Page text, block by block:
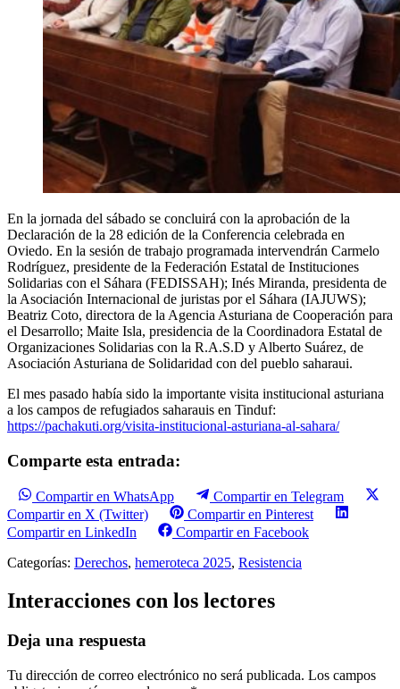
En la jornada del sábado se concluirá con la aprobación de la
Declaración de la 28 edición de la Conferencia celebrada en
Oviedo. En la sesión de trabajo programada intervendrán Carmelo
Rodríguez, presidente de la Federación Estatal de Instituciones
Solidarias con el Sáhara (FEDISSAH); Inés Miranda, presidenta de
la Asociación Internacional de juristas por el Sáhara (IAJUWS);
Beatriz Coto, directora de la Agencia Asturiana de Cooperación para
el Desarrollo; Maite Isla, presidencia de la Coordinadora Estatal de
Organizaciones Solidarias con la R.A.S.D y Alberto Suárez, de
Asociación Asturiana de Solidaridad con del pueblo saharaui.
El mes pasado había sido la importante visita institucional asturiana
a los campos de refugiados saharauis en Tinduf:
https://pachakuti.org/visita-institucional-asturiana-al-sahara/
Comparte esta entrada:
Compartir en WhatsApp
Compartir en Telegram
Compartir en X (Twitter)
Compartir en Pinterest
Compartir en LinkedIn
Compartir en Facebook
Categorías: Derechos, hemeroteca 2025, Resistencia
Interacciones con los lectores
Deja una respuesta
Tu dirección de correo electrónico no será publicada. Los campos